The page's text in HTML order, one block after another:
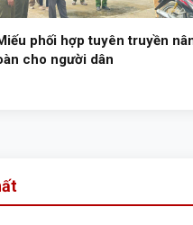
phối hợp tuyên truyền
cho người dân